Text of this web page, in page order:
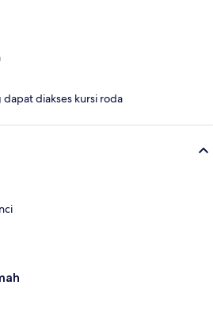
diakses kursi roda